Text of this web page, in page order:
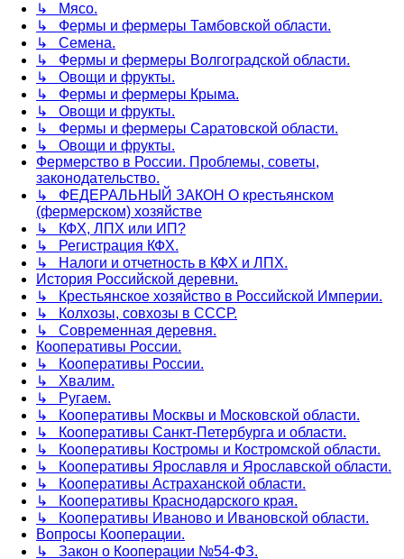
↳ Мясо.
↳ Фермы и фермеры Тамбовской области.
↳ Семена.
↳ Фермы и фермеры Волгоградской области.
↳ Овощи и фрукты.
↳ Фермы и фермеры Крыма.
↳ Овощи и фрукты.
↳ Фермы и фермеры Саратовской области.
↳ Овощи и фрукты.
Фермерство в России. Проблемы, советы,
законодательство.
↳ ФЕДЕРАЛЬНЫЙ ЗАКОН О крестьянском
(фермерском) хозяйстве
↳ КФХ, ЛПХ или ИП?
↳ Регистрация КФХ.
↳ Налоги и отчетность в КФХ и ЛПХ.
История Российской деревни.
↳ Крестьянское хозяйство в Российской Империи.
↳ Колхозы, совхозы в СССР.
↳ Современная деревня.
Кооперативы России.
↳ Кооперативы России.
↳ Хвалим.
↳ Ругаем.
↳ Кооперативы Москвы и Московской области.
↳ Кооперативы Санкт-Петербурга и области.
↳ Кооперативы Костромы и Костромской области.
↳ Кооперативы Ярославля и Ярославской области.
↳ Кооперативы Астраханской области.
↳ Кооперативы Краснодарского края.
↳ Кооперативы Иваново и Ивановской области.
Вопросы Кооперации.
↳ Закон о Кооперации №54-ФЗ.